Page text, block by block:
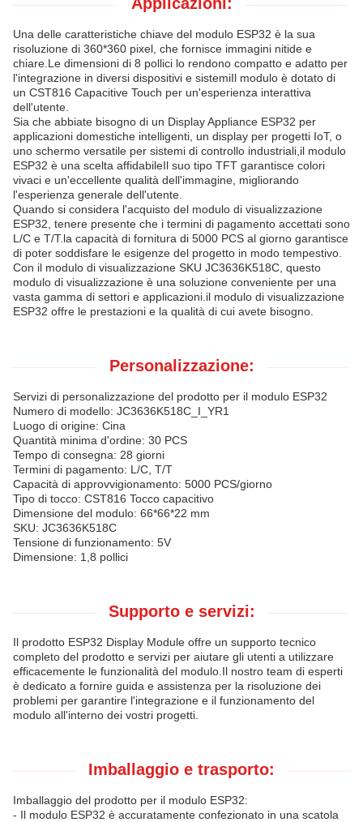
Una delle caratteristiche chiave del modulo ESP32 è la sua
risoluzione di 360*360 pixel, che fornisce immagini nitide e
chiare.Le dimensioni di 8 pollici lo rendono compatto e adatto per
l'integrazione in diversi dispositivi e sistemiIl modulo è dotato di
un CST816 Capacitive Touch per un'esperienza interattiva
dell'utente.
Sia che abbiate bisogno di un Display Appliance ESP32 per
applicazioni domestiche intelligenti, un display per progetti IoT, o
uno schermo versatile per sistemi di controllo industriali,il modulo
ESP32 è una scelta affidabileIl suo tipo TFT garantisce colori
vivaci e un'eccellente qualità dell'immagine, migliorando
l'esperienza generale dell'utente.
Quando si considera l'acquisto del modulo di visualizzazione
ESP32, tenere presente che i termini di pagamento accettati sono
L/C e T/T.la capacità di fornitura di 5000 PCS al giorno garantisce
di poter soddisfare le esigenze del progetto in modo tempestivo.
Con il modulo di visualizzazione SKU JC3636K518C, questo
modulo di visualizzazione è una soluzione conveniente per una
vasta gamma di settori e applicazioni.il modulo di visualizzazione
ESP32 offre le prestazioni e la qualità di cui avete bisogno.
Personalizzazione:
Servizi di personalizzazione del prodotto per il modulo ESP32
Numero di modello: JC3636K518C_I_YR1
Luogo di origine: Cina
Quantità minima d'ordine: 30 PCS
Tempo di consegna: 28 giorni
Termini di pagamento: L/C, T/T
Capacità di approvvigionamento: 5000 PCS/giorno
Tipo di tocco: CST816 Tocco capacitivo
Dimensione del modulo: 66*66*22 mm
SKU: JC3636K518C
Tensione di funzionamento: 5V
Dimensione: 1,8 pollici
Supporto e servizi:
Il prodotto ESP32 Display Module offre un supporto tecnico
completo del prodotto e servizi per aiutare gli utenti a utilizzare
efficacemente le funzionalità del modulo.Il nostro team di esperti
è dedicato a fornire guida e assistenza per la risoluzione dei
problemi per garantire l'integrazione e il funzionamento del
modulo all'interno dei vostri progetti.
Imballaggio e trasporto:
Imballaggio del prodotto per il modulo ESP32:
- Il modulo ESP32 è accuratamente confezionato in una scatola